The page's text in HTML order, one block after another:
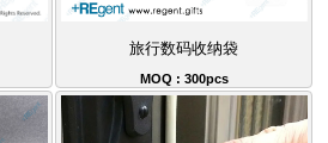
旅行数码收纳袋
MOQ : 300pcs